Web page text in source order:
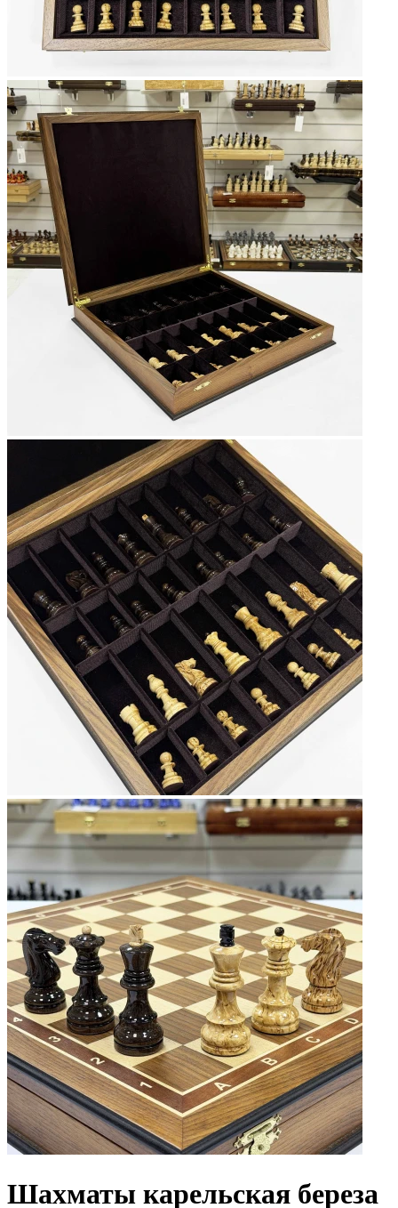
Шахматы карельская береза